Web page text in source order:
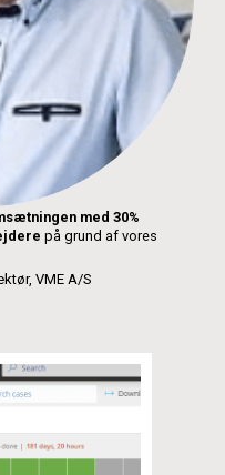
med 30%
på grund af vores
VME A/S